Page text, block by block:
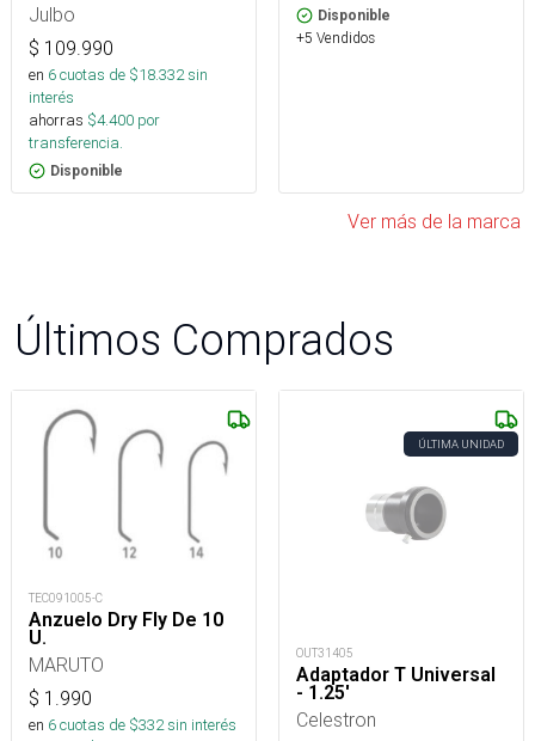
Julbo
$ 109.990
en 6cuotas de $18.332sin
interés
ahorras $4.400 por
transferencia.
Disponible
Disponible
+5 Vendidos
Ver más de la marca
Últimos Comprados
TEC091005-C
Anzuelo Dry Fly De 10
U.
MARUTO
$ 1.990
en 6cuotas de $332sin interés
ÚLTIMA UNIDAD
OUT31405
Adaptador T Universal
- 1.25'
Celestron